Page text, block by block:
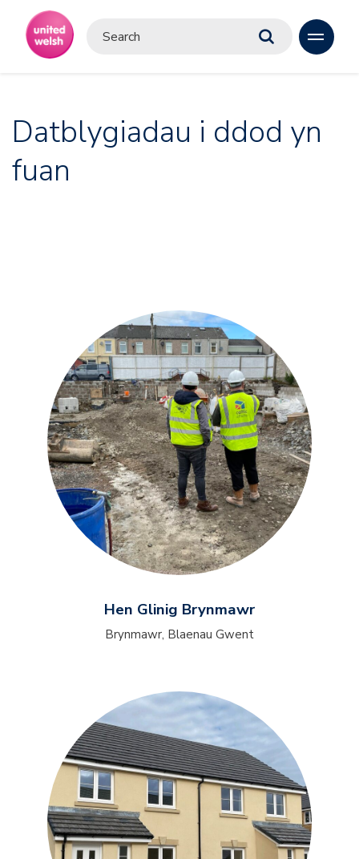
Datblygiadau i ddod yn
fuan
Hen Glinig Brynmawr
Brynmawr, Blaenau Gwent